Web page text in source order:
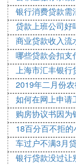
房公
借款
务。
贷款限额：
贷款
人各
贷款
能力
制。
其他注意事
购房
证发
银行消费贷款需
贷款上班公司好
商业贷款收入流
哪些贷款会扣支
上海市汇丰银行
2019年二月份
如何在网上申请
购房协议书因为
18百分百不拒的
车过户不满3月
银行贷款没过让